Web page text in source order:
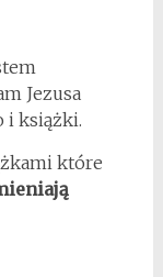
Jezusa
i książki.
które